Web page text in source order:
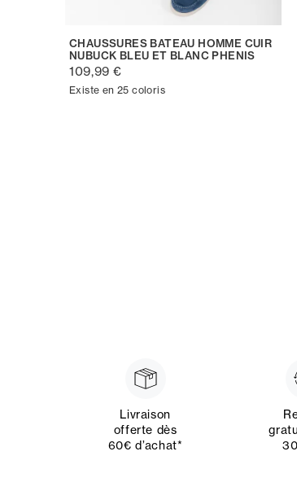
CHAUSSURES BATEAU HOMME CUIR
NUBUCK BLEU ET BLANC PHENIS
109,99 €
Existe en 25 coloris
Livraison
offerte dès
60€ d’achat*